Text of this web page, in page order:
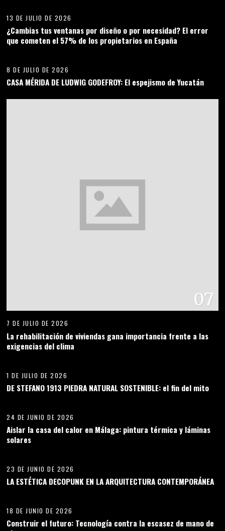
13 DE JULIO DE 2026
¿Cambias tus ventanas por diseño o por necesidad? El error
que cometen el 57% de los propietarios en España
8 DE JULIO DE 2026
CASA MÉRIDA DE LUDWIG GODEFROY: El espejismo de Yucatán
07
7 DE JULIO DE 2026
La rehabilitación de viviendas gana importancia frente a las
exigencias del clima
1 DE JULIO DE 2026
DE STEFANO 1913 PIEDRA NATURAL SOSTENIBLE: el fin del mito
09
24 DE JUNIO DE 2026
Aislar la casa del calor en Málaga: pintura térmica y láminas
solares
23 DE JUNIO DE 2026
LA ESTÉTICA DECOPUNK EN LA ARQUITECTURA CONTEMPORÁNEA
11
18 DE JUNIO DE 2026
Construir el futuro: Tecnología contra la escasez de mano de